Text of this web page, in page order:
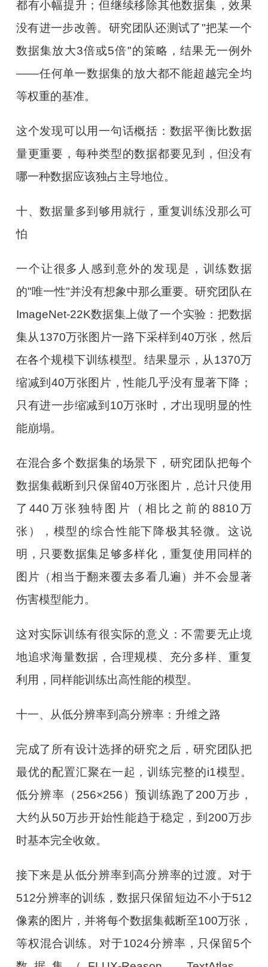
都有小幅提升；但继续移除其他数据集，效果
没有进一步改善。研究团队还测试了"把某一个
数据集放大3倍或5倍"的策略，结果无一例外
——任何单一数据集的放大都不能超越完全均
等权重的基准。
这个发现可以用一句话概括：数据平衡比数据
量更重要，每种类型的数据都要见到，但没有
哪一种数据应该独占主导地位。
十、数据量多到够用就行，重复训练没那么可
怕
一个让很多人感到意外的发现是，训练数据
的"唯一性"并没有想象中那么重要。研究团队在
ImageNet-22K数据集上做了一个实验：把数据
集从1370万张图片一路下采样到40万张，然后
在各个规模下训练模型。结果显示，从1370万
缩减到40万张图片，性能几乎没有显著下降；
只有进一步缩减到10万张时，才出现明显的性
能崩塌。
在混合多个数据集的场景下，研究团队把每个
数据集截断到只保留40万张图片，总计只使用
了440万张独特图片（相比之前的8810万
张），模型的综合性能下降极其轻微。这说
明，只要数据集足够多样化，重复使用同样的
图片（相当于翻来覆去多看几遍）并不会显著
伤害模型能力。
这对实际训练有很实际的意义：不需要无止境
地追求海量数据，合理规模、充分多样、重复
利用，同样能训练出高性能的模型。
十一、从低分辨率到高分辨率：升维之路
完成了所有设计选择的研究之后，研究团队把
最优的配置汇聚在一起，训练完整的i1模型。
低分辨率（256×256）预训练跑了200万步，
大约从50万步开始性能趋于稳定，到200万步
时基本完全收敛。
接下来是从低分辨率到高分辨率的过渡。对于
512分辨率的训练，数据只保留短边不小于512
像素的图片，并将每个数据集截断至100万张，
等权混合训练。对于1024分辨率，只保留5个